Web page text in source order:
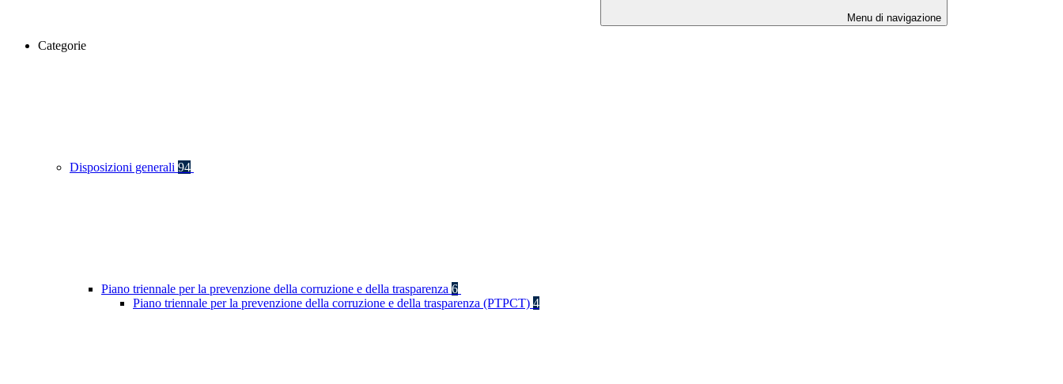
Menu di navigazione
Categorie
Disposizioni generali 94
Piano triennale per la prevenzione della corruzione e della trasparenza 6
Piano triennale per la prevenzione della corruzione e della trasparenza (PTPCT) 4